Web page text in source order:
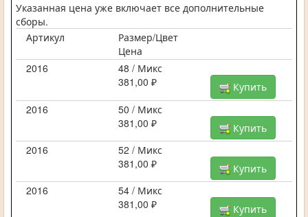
Указанная цена уже включает все дополнительные
сборы.
Артикул
Размер/Цвет
Цена
2016
48 / Микс
381,00 ₽
Купить
2016
50 / Микс
381,00 ₽
Купить
2016
52 / Микс
381,00 ₽
Купить
2016
54 / Микс
381,00 ₽
Купить